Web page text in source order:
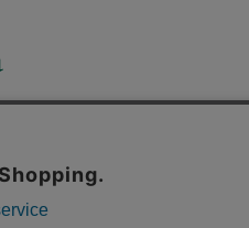
品がラインナップ。
います。